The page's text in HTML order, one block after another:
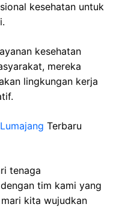
kesehatan untuk
kesehatan
mereka
lingkungan kerja
Terbaru
tenaga
tim kami yang
kita wujudkan